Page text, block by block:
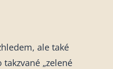
ale také
„zelené